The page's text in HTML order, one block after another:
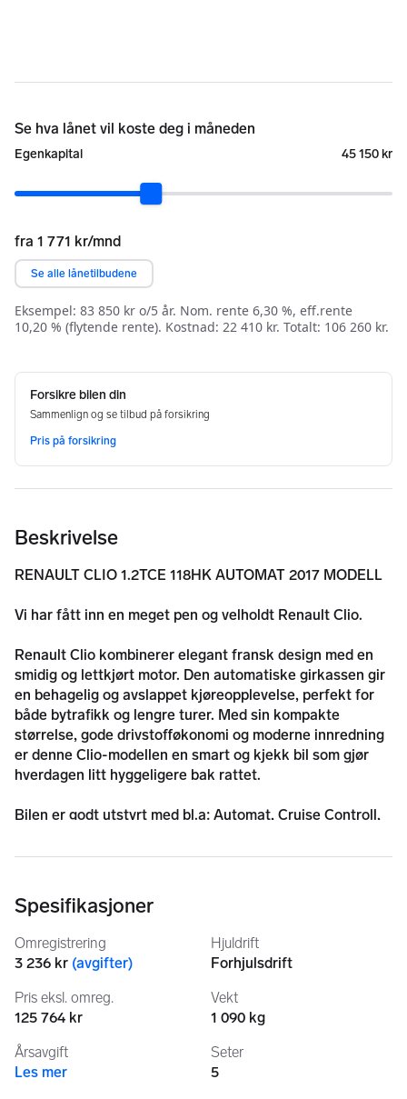
Beskrivelse
RENAULT CLIO 1.2TCE 118HK AUTOMAT 2017 MODELL
Vi har fått inn en meget pen og velholdt Renault Clio.
Renault Clio kombinerer elegant fransk design med en
smidig og lettkjørt motor. Den automatiske girkassen gir
en behagelig og avslappet kjøreopplevelse, perfekt for
både bytrafikk og lengre turer. Med sin kompakte
størrelse, gode drivstofføkonomi og moderne innredning
er denne Clio-modellen en smart og kjekk bil som gjør
hverdagen litt hyggeligere bak rattet.
Bilen er godt utstyrt med bl.a: Automat, Cruise Controll,
Opplegg, Multifunksjonsratt, Parkeringsensor bak, Isofix,
Kjøpt ny i Norge.
Siste Service:
19.02.26 | 65 372km
NB! SJEKK SPAM/SØPPELPOST OM IKKE SVAR INNEN
Vi tilbyr:
Spesifikasjoner
Omregistrering
3 236 kr (avgifter)
Pris eksl. omreg.
125 764 kr
Årsavgift
Les mer
Hjuldrift
Forhjulsdrift
Vekt
1 090 kg
Seter
5